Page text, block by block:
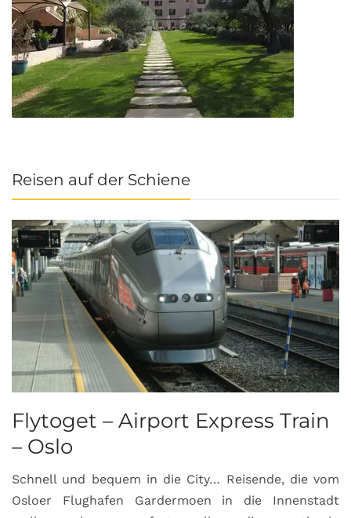
Reisen auf der Schiene
Flytoget – Airport Express Train
– Oslo
Schnell und bequem in die City… Reisende, die vom
Osloer Flughafen Gardermoen in die Innenstadt